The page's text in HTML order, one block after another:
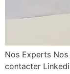
Nos Experts
contacter